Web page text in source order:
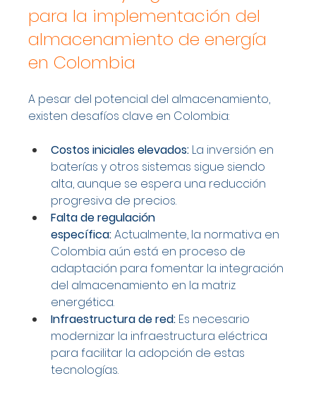
para la implementación del
almacenamiento de energía
en Colombia
A pesar del potencial del almacenamiento,
existen desafíos clave en Colombia:
Costos iniciales elevados: La inversión en
baterías y otros sistemas sigue siendo
alta, aunque se espera una reducción
progresiva de precios.
Falta de regulación
específica: Actualmente, la normativa en
Colombia aún está en proceso de
adaptación para fomentar la integración
del almacenamiento en la matriz
energética.
Infraestructura de red: Es necesario
modernizar la infraestructura eléctrica
para facilitar la adopción de estas
tecnologías.